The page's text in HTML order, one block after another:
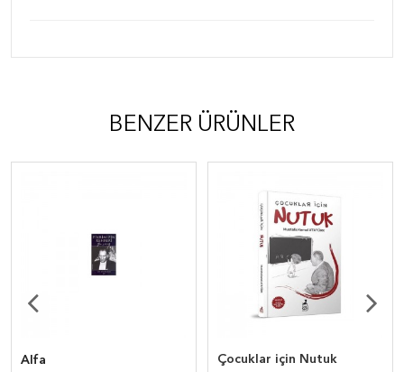
BENZER ÜRÜNLER
Alfa
Çocuklar için Nutuk